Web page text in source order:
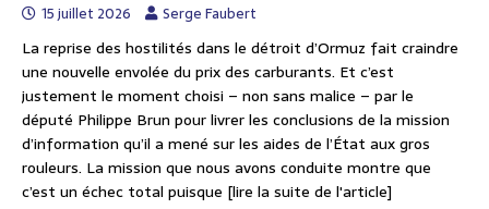
15 juillet 2026 Serge Faubert
La reprise des hostilités dans le détroit d’Ormuz fait craindre
une nouvelle envolée du prix des carburants. Et c’est
justement le moment choisi – non sans malice – par le
député Philippe Brun pour livrer les conclusions de la mission
d’information qu’il a mené sur les aides de l’État aux gros
rouleurs. La mission que nous avons conduite montre que
c’est un échec total puisque [lire la suite de l'article]